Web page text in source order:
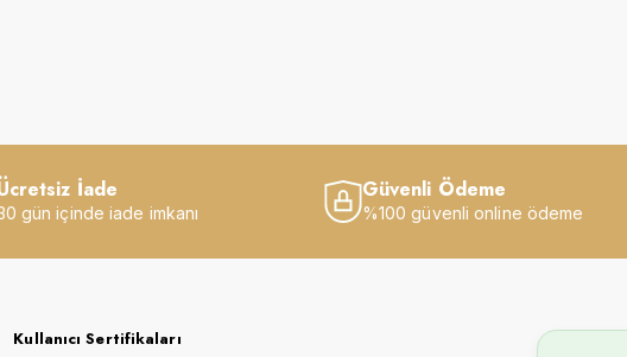
İade
gün içinde iade imkanı
Güvenli Ödeme
%100 güvenli online ödeme
Kullanıcı Sertifikaları